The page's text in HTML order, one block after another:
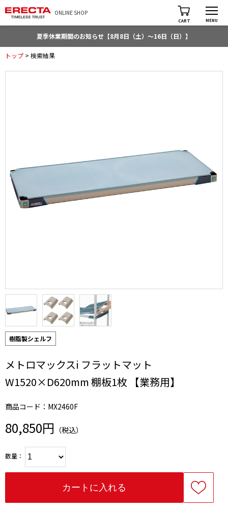
ONLINE SHOP
CART MENU
夏季休業期間のお知らせ【8月8日（土）～16日（日）】
トップ > 検索結果
樹脂製シェルフ
メトロマックスi フラットマット
W1520×D620mm 棚板1枚 【業務用】
商品コード：MX2460F
80,850円 （税込）
数量：